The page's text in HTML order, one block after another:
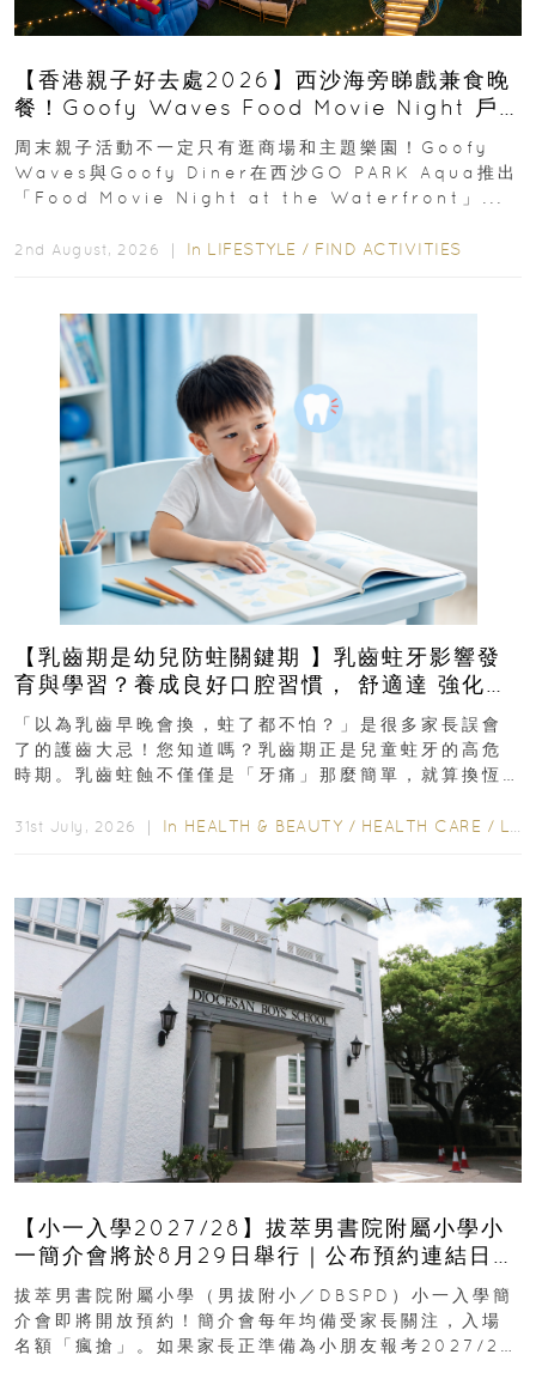
【香港親子好去處2026】西沙海旁睇戲兼食晚
餐！Goofy Waves Food Movie Night 戶
外影院逢週末登場
周末親子活動不一定只有逛商場和主題樂園！Goofy
Waves與Goofy Diner在西沙GO PARK Aqua推出
「Food Movie Night at the Waterfront」...
2nd August, 2026 ｜ In LIFESTYLE / FIND ACTIVITIES
【乳齒期是幼兒防蛀關鍵期 】乳齒蛀牙影響發
育與學習？養成良好口腔習慣， 舒適達 強化琺
瑯質 兒童牙膏防護指南
「以為乳齒早晚會換，蛀了都不怕？」是很多家長誤會
了的護齒大忌！您知道嗎？乳齒期正是兒童蛀牙的高危
時期。乳齒蛀蝕不僅僅是「牙痛」那麼簡單，就算換恆
31st July, 2026 ｜ In HEALTH & BEAUTY / HEALTH CARE / LIFESTYLE
【小一入學2027/28】拔萃男書院附屬小學小
一簡介會將於8月29日舉行｜公布預約連結日期
｜更設有網上重溫
拔萃男書院附屬小學（男拔附小／DBSPD）小一入學簡
介會即將開放預約！簡介會每年均備受家長關注，入場
名額「瘋搶」。如果家長正準備為小朋友報考2027/28